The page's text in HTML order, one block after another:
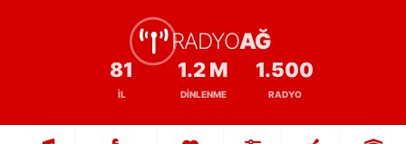
RADYOAĞ
81
İL
1.2 M
DINLENME
1.500
RADYO